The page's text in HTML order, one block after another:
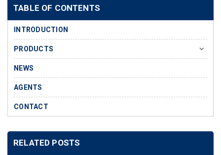
TABLE OF CONTENTS
INTRODUCTION
PRODUCTS
NEWS
AGENTS
CONTACT
RELATED POSTS